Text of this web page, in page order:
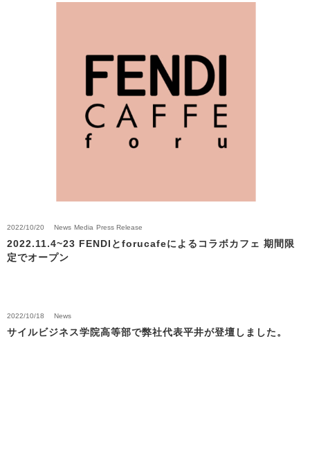
2022/10/20 News Media Press Release
2022.11.4~23 FENDIとforucafeによるコラボカフェ 期間限
定でオープン